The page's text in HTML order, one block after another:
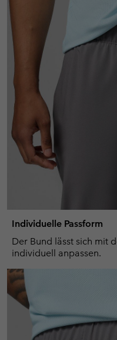
Individuelle Passform
Der Bund lässt sich mit
individuell anpassen.